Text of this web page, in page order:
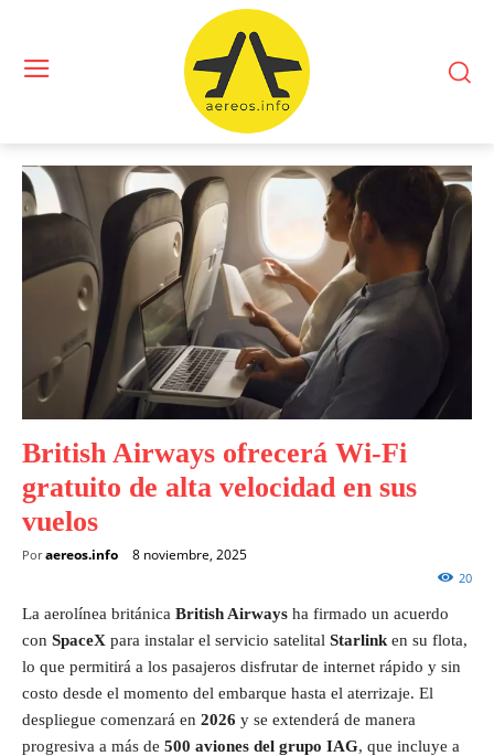
British Airways ofrecerá Wi-Fi
gratuito de alta velocidad en sus
vuelos
Por aereos.info 8 noviembre, 2025
20
La aerolínea británica British Airways ha firmado un acuerdo
con SpaceX para instalar el servicio satelital Starlink en su flota,
lo que permitirá a los pasajeros disfrutar de internet rápido y sin
costo desde el momento del embarque hasta el aterrizaje. El
despliegue comenzará en 2026 y se extenderá de manera
progresiva a más de 500 aviones del grupo IAG, que incluye a